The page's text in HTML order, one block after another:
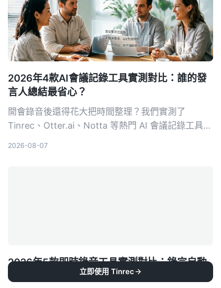
2026年4款AI會議記錄工具實測對比：誰的發
言人總結最省心？
開會錄音後還得花大把時間整理？我們實測了
Tinrec、Otter.ai、Notta 等熱門 AI 會議記錄工具，
2026-08-07
2026年5款即時錄音工具實測對比：錄完自動
轉逐字稿，AI整理最省時
立即使用 Tinrec